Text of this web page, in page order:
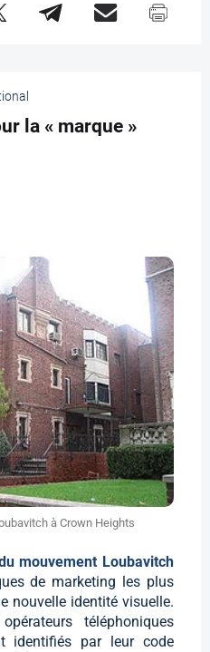
la « marque »
à Crown Heights
mouvement Loubavitch
de marketing les plus
nouvelle identité visuelle.
téléphoniques
identifiés par leur code